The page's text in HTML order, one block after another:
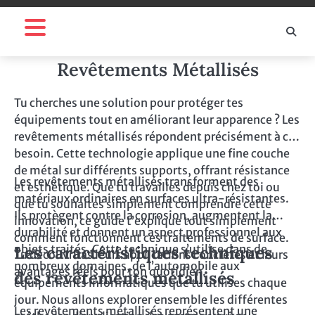
Skip
Revêtements Métallisés
Tu cherches une solution pour protéger tes
équipements tout en améliorant leur apparence ? Les
revêtements métallisés répondent précisément à ce
besoin. Cette technologie applique une fine couche
de métal sur différents supports, offrant résistance
et esthétique. Que tu travailles depuis chez toi ou
que tu souhaites simplement comprendre cette
innovation, ce guide t’explique tout simplement
comment fonctionnent ces traitements de surface.
Tu découvriras leurs applications concrètes et leurs
avantages réels pour ton quotidien.
Les revêtements métallisés transforment des
matériaux ordinaires en surfaces ultra-résistantes.
Ils protègent contre la corrosion, augmentent la
durabilité et donnent un aspect professionnel aux
objets traités. Cette technique s’utilise dans de
nombreux domaines, de l’automobile aux
équipements informatiques que tu utilises chaque
jour. Nous allons explorer ensemble les différentes
Les caractéristiques techniques
des revêtements métallisés
Les revêtements métallisés représentent une